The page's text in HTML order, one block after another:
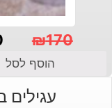
₪170
המקורי
הנוכחי
הוסף לסל
עגילים